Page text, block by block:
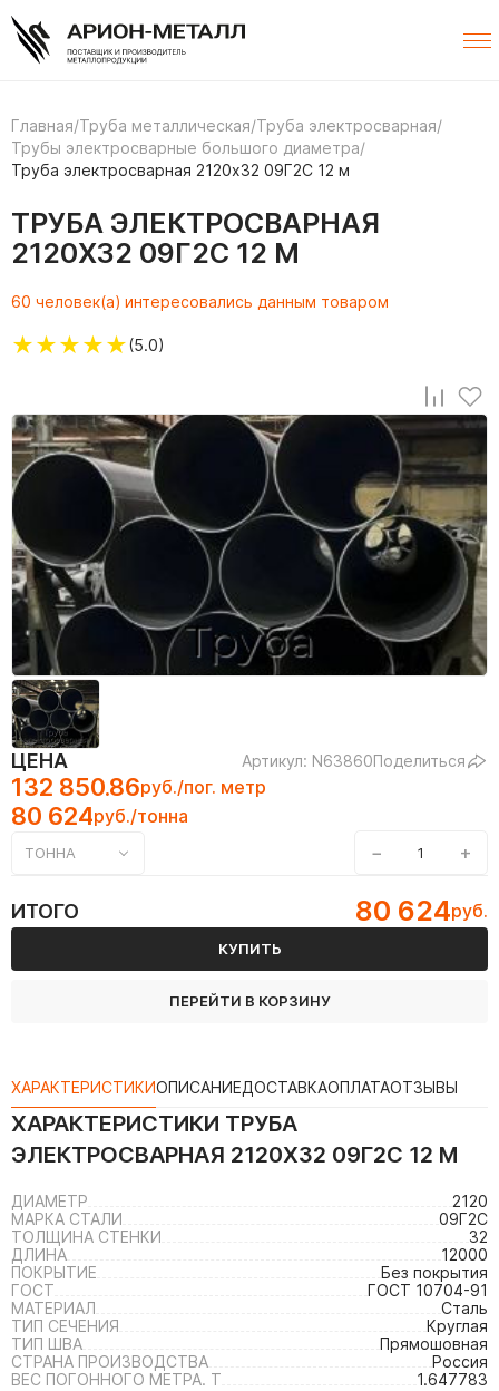
Главная/Труба металлическая/Труба электросварная/
Трубы электросварные большого диаметра/
Труба электросварная 2120х32 09Г2С 12 м
ТРУБА ЭЛЕКТРОСВАРНАЯ
2120Х32 09Г2С 12 М
60 человек(а) интересовались данным товаром
★★★★★(5.0)
ЦЕНА Артикул: N63860Поделиться
132 850.86руб./пог. метр
80 624руб./тонна
ТОННА − +
ИТОГО 80 624руб.
КУПИТЬ
ПЕРЕЙТИ В КОРЗИНУ
ХАРАКТЕРИСТИКИОПИСАНИЕДОСТАВКАОПЛАТАОТЗЫВЫ
ХАРАКТЕРИСТИКИ ТРУБА
ЭЛЕКТРОСВАРНАЯ 2120Х32 09Г2С 12 М
ДИАМЕТР
2120
МАРКА СТАЛИ
09Г2С
ТОЛЩИНА СТЕНКИ
32
ДЛИНА
12000
ПОКРЫТИЕ
Без покрытия
ГОСТ
ГОСТ 10704-91
МАТЕРИАЛ
Сталь
ТИП СЕЧЕНИЯ
Круглая
ТИП ШВА
Прямошовная
СТРАНА ПРОИЗВОДСТВА
Россия
ВЕС ПОГОННОГО МЕТРА. Т
1.647783